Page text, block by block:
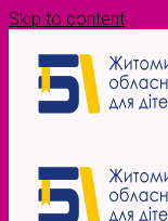
Skip to content